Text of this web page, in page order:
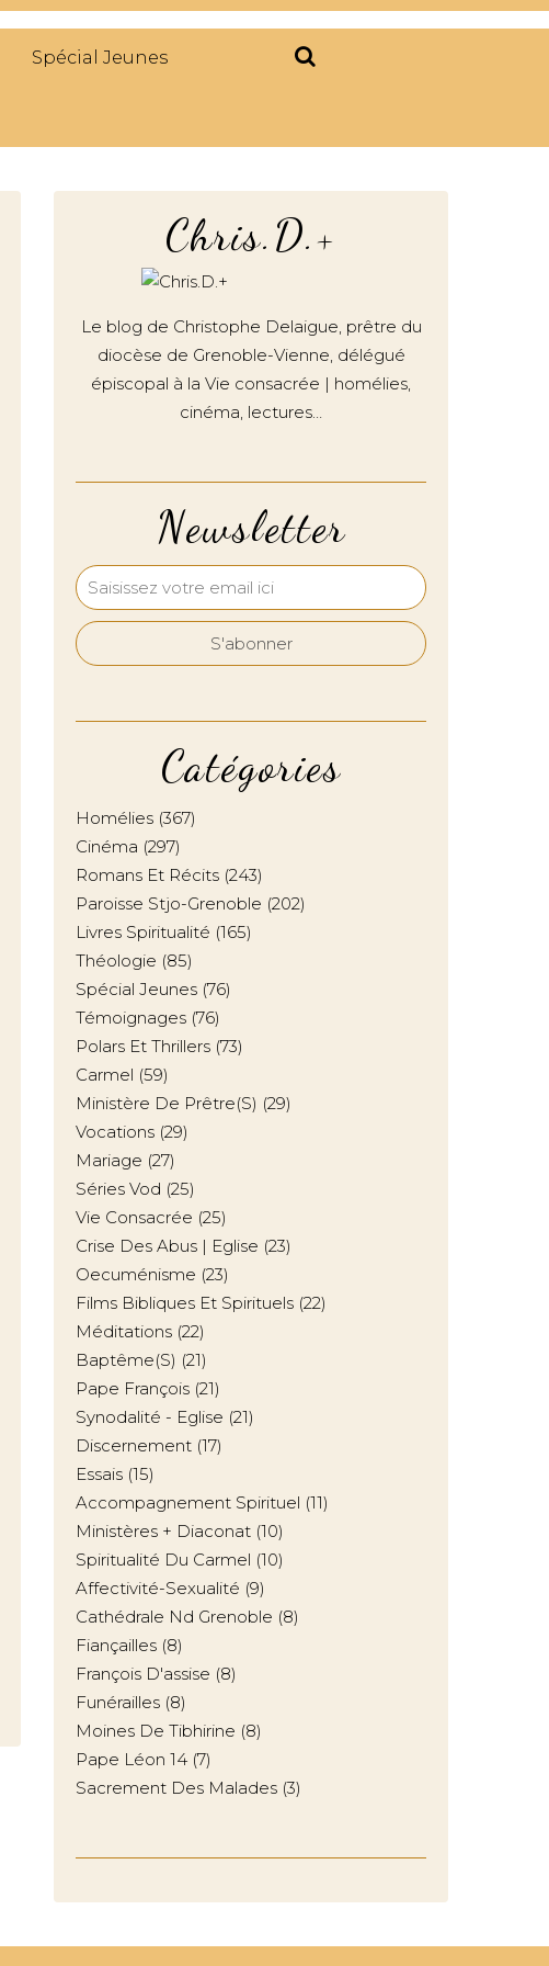
Spécial Jeunes
Newsletter
Catégories
Homélies (367)
Cinéma (297)
Romans Et Récits (243)
Paroisse Stjo-Grenoble (202)
Livres Spiritualité (165)
Théologie (85)
Spécial Jeunes (76)
Témoignages (76)
Polars Et Thrillers (73)
Carmel (59)
Ministère De Prêtre(s) (29)
Vocations (29)
Mariage (27)
Séries Vod (25)
Vie Consacrée (25)
Crise Des Abus | Eglise (23)
Oecuménisme (23)
Films Bibliques Et Spirituels (22)
Méditations (22)
Baptême(s) (21)
Pape François (21)
Synodalité - Eglise (21)
Discernement (17)
Essais (15)
Accompagnement Spirituel (11)
Ministères + Diaconat (10)
Spiritualité Du Carmel (10)
Affectivité-Sexualité (9)
Cathédrale Nd Grenoble (8)
Fiançailles (8)
François D'assise (8)
Funérailles (8)
Moines De Tibhirine (8)
Pape Léon 14 (7)
Sacrement Des Malades (3)
Chris.D.+
Le blog de Christophe Delaigue, prêtre du
diocèse de Grenoble-Vienne, délégué
épiscopal à la Vie consacrée | homélies,
cinéma, lectures…